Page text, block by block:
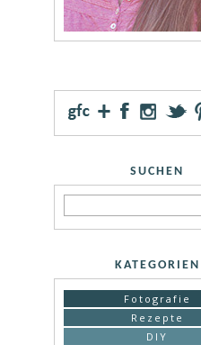
SUCHEN
KATEGORIEN
Fotografie
Rezepte
DIY